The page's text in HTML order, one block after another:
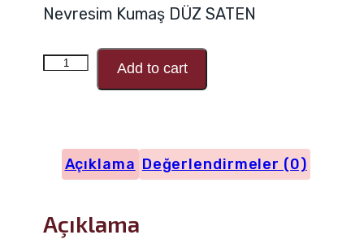
Nevresim Kumaş DÜZ SATEN
Düz
Add to cart
Açıklama Değerlendirmeler (0)
Açıklama